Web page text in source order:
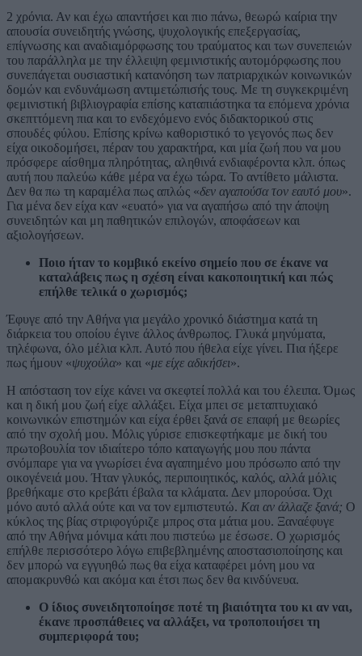
2 χρόνια. Αν και έχω απαντήσει και πιο πάνω, θεωρώ καίρια την
απουσία συνειδητής γνώσης, ψυχολογικής επεξεργασίας,
επίγνωσης και αναδιαμόρφωσης του τραύματος και των συνεπειών
του παράλληλα με την έλλειψη φεμινιστικής αυτομόρφωσης που
συνεπάγεται ουσιαστική κατανόηση των πατριαρχικών κοινωνικών
δομών και ενδυνάμωση αντιμετώπισής τους. Με τη συγκεκριμένη
φεμινιστική βιβλιογραφία επίσης καταπιάστηκα τα επόμενα χρόνια
σκεπττόμενη πια και το ενδεχόμενο ενός διδακτορικού στις
σπουδές φύλου. Επίσης κρίνω καθοριστικό το γεγονός πως δεν
είχα οικοδομήσει, πέραν του χαρακτήρα, και μία ζωή που να μου
πρόσφερε αίσθημα πληρότητας, αληθινά ενδιαφέροντα κλπ. όπως
αυτή που παλεύω κάθε μέρα να έχω τώρα. Το αντίθετο μάλιστα.
Δεν θα πω τη καραμέλα πως απλώς «δεν αγαπούσα τον εαυτό μου».
Για μένα δεν είχα καν «ευατό» για να αγαπήσω από την άποψη
συνειδητών και μη παθητικών επιλογών, αποφάσεων και
αξιολογήσεων.
Ποιο ήταν το κομβικό εκείνο σημείο που σε έκανε να
καταλάβεις πως η σχέση είναι κακοποιητική και πώς
επήλθε τελικά ο χωρισμός;
Έφυγε από την Αθήνα για μεγάλο χρονικό διάστημα κατά τη
διάρκεια του οποίου έγινε άλλος άνθρωπος. Γλυκά μηνύματα,
τηλέφωνα, όλο μέλια κλπ. Αυτό που ήθελα είχε γίνει. Πια ήξερε
πως ήμουν «ψυχούλα» και «με είχε αδικήσει».
Η απόσταση τον είχε κάνει να σκεφτεί πολλά και του έλειπα. Όμως
και η δική μου ζωή είχε αλλάξει. Είχα μπει σε μεταπτυχιακό
κοινωνικών επιστημών και είχα έρθει ξανά σε επαφή με θεωρίες
από την σχολή μου. Μόλις γύρισε επισκεφτήκαμε με δική του
πρωτοβουλία τον ιδιαίτερο τόπο καταγωγής μου που πάντα
σνόμπαρε για να γνωρίσει ένα αγαπημένο μου πρόσωπο από την
οικογένειά μου. Ήταν γλυκός, περιποιητικός, καλός, αλλά μόλις
βρεθήκαμε στο κρεβάτι έβαλα τα κλάματα. Δεν μπορούσα. Όχι
μόνο αυτό αλλά ούτε και να τον εμπιστευτώ. Και αν άλλαζε ξανά; Ο
κύκλος της βίας στριφογύριζε μπρος στα μάτια μου. Ξαναέφυγε
από την Αθήνα μόνιμα κάτι που πιστεύω με έσωσε. Ο χωρισμός
επήλθε περισσότερο λόγω επιβεβλημένης αποστασιοποίησης και
δεν μπορώ να εγγυηθώ πως θα είχα καταφέρει μόνη μου να
απομακρυνθώ και ακόμα και έτσι πως δεν θα κινδύνευα.
Ο ίδιος συνειδητοποίησε ποτέ τη βιαιότητα του κι αν ναι,
έκανε προσπάθειες να αλλάξει, να τροποποιήσει τη
συμπεριφορά του;